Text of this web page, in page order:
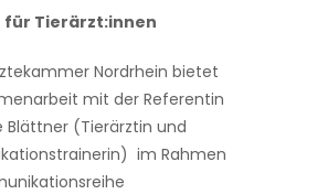
für Tierärzt:innen
Nordrhein bietet
mit der Referentin
Blättner (Tierärztin und
im Rahmen